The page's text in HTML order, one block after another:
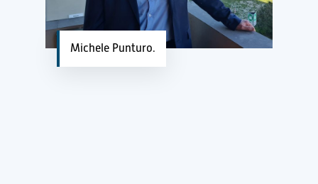
Michele Punturo.